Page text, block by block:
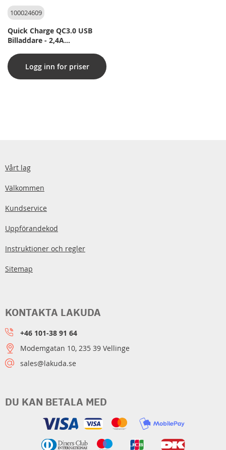
100024609
Quick Charge QC3.0 USB
Billaddare - 2,4A
Logg inn for priser
Vårt lag
Välkommen
Kundservice
Uppförandekod
Instruktioner och regler
Sitemap
DU KAN BETALA MED
KONTAKTA LAKUDA
+46 101-38 91 64
Modemgatan 10, 235 39 Vellinge
sales@lakuda.se